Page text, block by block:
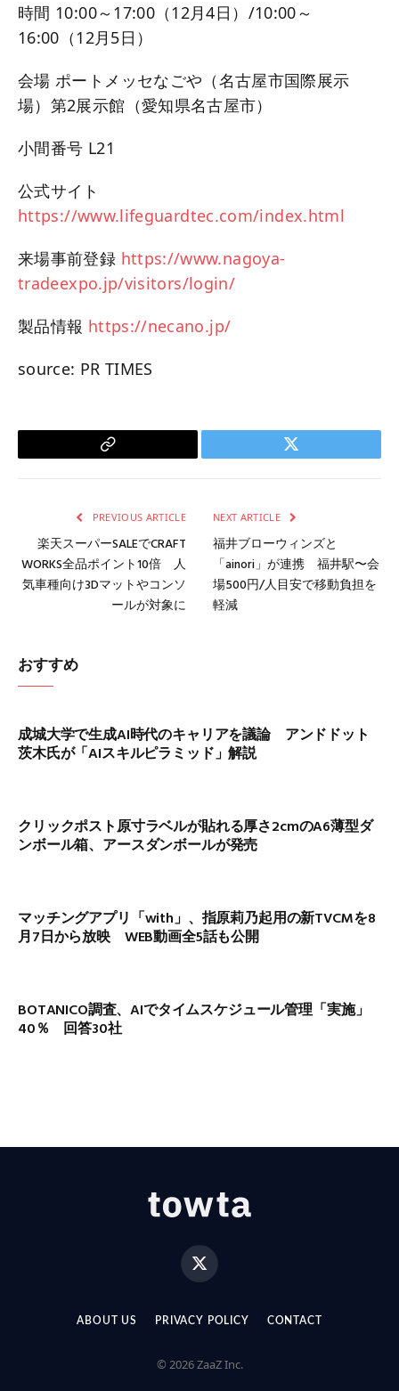
時間 10:00～17:00（12月4日）/10:00～
16:00（12月5日）
会場 ポートメッセなごや（名古屋市国際展示
場）第2展示館（愛知県名古屋市）
小間番号 L21
公式サイト
https://www.lifeguardtec.com/index.html
来場事前登録 https://www.nagoya-
tradeexpo.jp/visitors/login/
製品情報 https://necano.jp/
source: PR TIMES
Copy
Twitter
PREVIOUS ARTICLE
楽天スーパーSALEでCRAFT
WORKS全品ポイント10倍 人
気車種向け3Dマットやコンソ
ールが対象に
NEXT ARTICLE
福井ブローウィンズと
「ainori」が連携 福井駅〜会
場500円/人目安で移動負担を
軽減
おすすめ
成城大学で生成AI時代のキャリアを議論 アンドドット
茨木氏が「AIスキルピラミッド」解説
クリックポスト原寸ラベルが貼れる厚さ2cmのA6薄型ダ
ンボール箱、アースダンボールが発売
マッチングアプリ「with」、指原莉乃起用の新TVCMを8
月7日から放映 WEB動画全5話も公開
BOTANICO調査、AIでタイムスケジュール管理「実施」
40％ 回答30社
X
(Twitter)
ABOUT US PRIVACY POLICY CONTACT
© 2026 ZaaZ Inc.